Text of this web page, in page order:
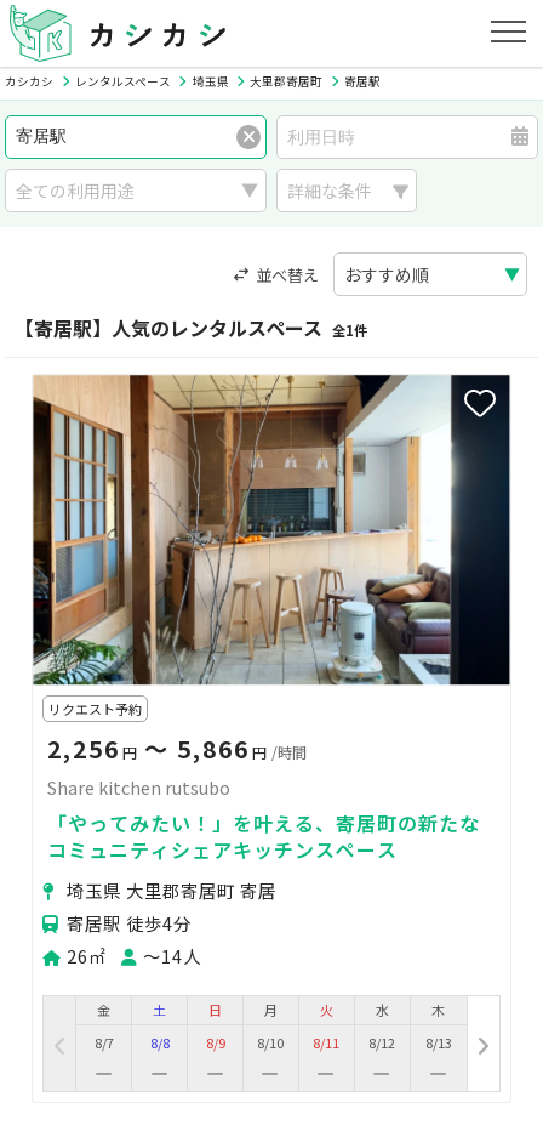
カシカシ レンタルスペース 埼玉県 大里郡寄居町 寄居駅
詳細な条件
並べ替え
【寄居駅】人気のレンタルスペース 全1件
リクエスト予約
2,256 円 〜 5,866 円 /時間
Share kitchen rutsubo
「やってみたい！」を叶える、寄居町の新たな
コミュニティシェアキッチンスペース
埼玉県 大里郡寄居町 寄居
寄居駅 徒歩4分
26㎡
〜14人
金
8/7
土
8/8
日
8/9
月
8/10
火
8/11
水
8/12
木
8/13